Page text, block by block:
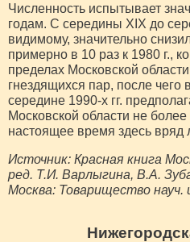
Численность испытывает
годам. С середины XIX до
видимому, значительно
примерно в 10 раз к 1980 г.,
пределах Московской
гнездящихся пар, после чего
середине 1990-х гг.
Московской области не
настоящее время здесь вряд
Источник: Красная книга
ред. Т.И. Варлыгина, В.А.
Москва: Товарищество науч.